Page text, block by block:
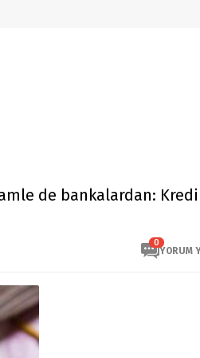
de bankalardan:
0
YORUM